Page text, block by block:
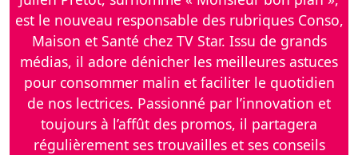
est le nouveau responsable des rubriques Conso,
Maison et Santé chez TV Star. Issu de grands
médias, il adore dénicher les meilleures astuces
pour consommer malin et faciliter le quotidien
de nos lectrices. Passionné par l’innovation et
toujours à l’affût des promos, il partagera
régulièrement ses trouvailles et ses conseils